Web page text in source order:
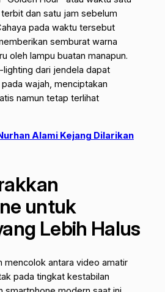
dan satu jam sebelum
pada waktu tersebut
semburat warna
oleh lampu buatan manapun.
lighting dari jendela dapat
wajah, menciptakan
namun tetap terlihat
Alami Kejang Dilarikan
untuk
Lebih Halus
mencolok antara video amatir
pada tingkat kestabilan